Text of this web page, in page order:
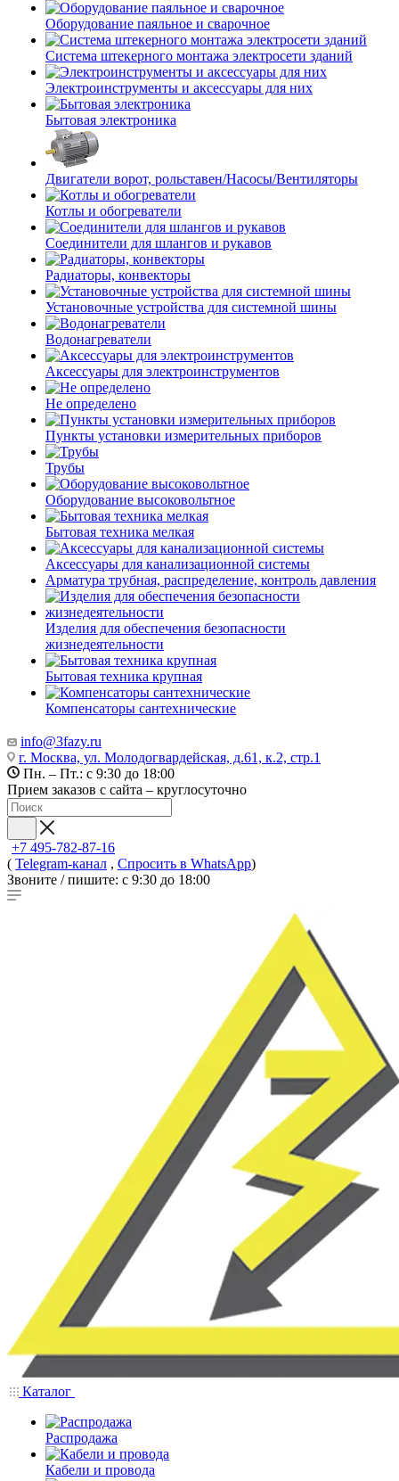
Оборудование паяльное и сварочное
Система штекерного монтажа электросети зданий
Электроинструменты и аксессуары для них
Бытовая электроника
Двигатели ворот, рольставен/Насосы/Вентиляторы
Котлы и обогреватели
Соединители для шлангов и рукавов
Радиаторы, конвекторы
Установочные устройства для системной шины
Водонагреватели
Аксессуары для электроинструментов
Не определено
Пункты установки измерительных приборов
Трубы
Оборудование высоковольтное
Бытовая техника мелкая
Аксессуары для канализационной системы
Арматура трубная, распределение, контроль давления
Изделия для обеспечения безопасности
жизнедеятельности
Бытовая техника крупная
Компенсаторы сантехнические
info@3fazy.ru
г. Москва, ул. Молодогвардейская, д.61, к.2, стр.1
Пн. – Пт.: с 9:30 до 18:00
Прием заказов с сайта – круглосуточно
+7 495-782-87-16
( Telegram-канал , Спросить в WhatsApp)
Звоните / пишите: с 9:30 до 18:00
Каталог
Распродажа
Кабели и провода